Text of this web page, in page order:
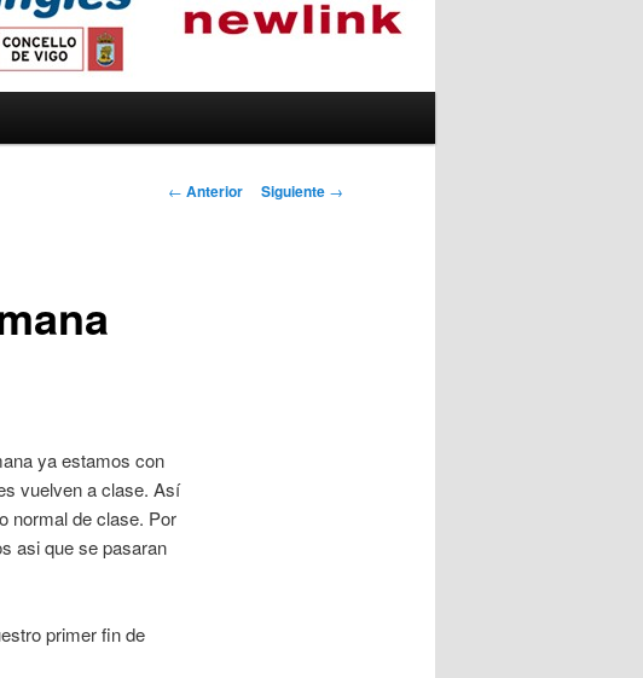
Navegador de
← Anterior Siguiente →
ya estamos con
vuelven a clase. Así
normal de clase. Por
asi que se pasaran
primer fin de